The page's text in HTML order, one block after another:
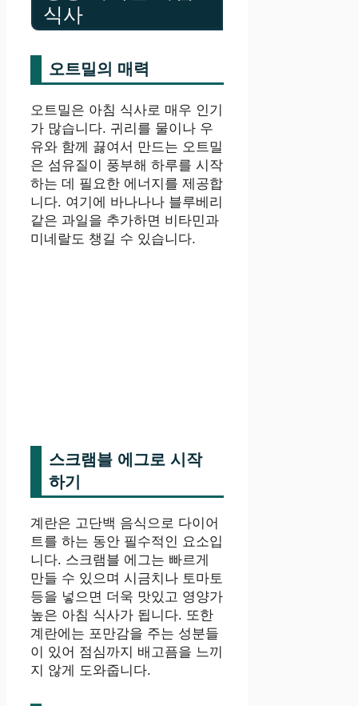
식사
오트밀의 매력
오트밀은 아침 식사로 매우 인기
가 많습니다. 귀리를 물이나 우
유와 함께 끓여서 만드는 오트밀
은 섬유질이 풍부해 하루를 시작
하는 데 필요한 에너지를 제공합
니다. 여기에 바나나나 블루베리
같은 과일을 추가하면 비타민과
미네랄도 챙길 수 있습니다.
스크램블 에그로 시작
하기
계란은 고단백 음식으로 다이어
트를 하는 동안 필수적인 요소입
니다. 스크램블 에그는 빠르게
만들 수 있으며 시금치나 토마토
등을 넣으면 더욱 맛있고 영양가
높은 아침 식사가 됩니다. 또한
계란에는 포만감을 주는 성분들
이 있어 점심까지 배고픔을 느끼
지 않게 도와줍니다.